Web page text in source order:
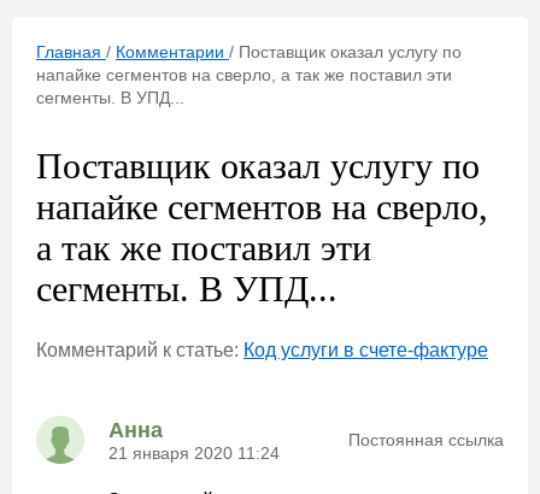
Главная / Комментарии / Поставщик оказал услугу по
напайке сегментов на сверло, а так же поставил эти
сегменты. В УПД...
Поставщик оказал услугу по
напайке сегментов на сверло,
а так же поставил эти
сегменты. В УПД...
Комментарий к статье: Код услуги в счете-фактуре
Анна
21 января 2020 11:24
Постоянная ссылка